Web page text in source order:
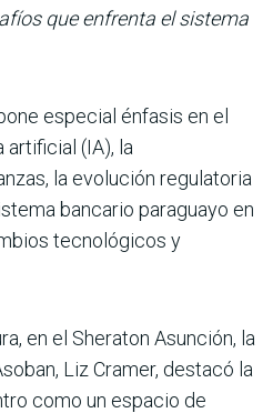
que enfrenta el sistema
especial énfasis en el
(IA), la
la evolución regulatoria
bancario paraguayo en
tecnológicos y
en el Sheraton Asunción, la
Liz Cramer, destacó la
como un espacio de